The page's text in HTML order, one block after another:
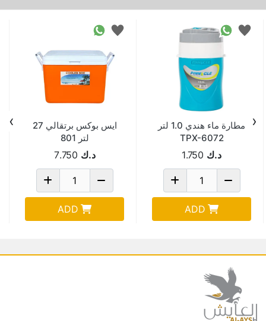
مطارة ماء هندي 1.0 لتر
TPX-6072
د.ك 1.750
ADD
ايس بوكس برتقالي 27
لتر 801
د.ك 7.750
ADD
‹
›